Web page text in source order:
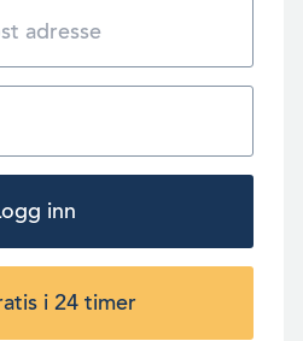
inn
i 24 timer